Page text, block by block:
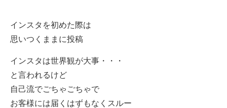
インスタを初めた際は
思いつくままに投稿
インスタは世界観が大事・・・
と言われるけど
自己流でごちゃごちゃで
お客様には届くはずもなくスルー